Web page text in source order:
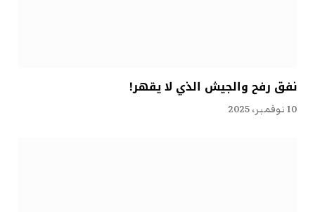
نفق رفح والجيش الذي لا يقهر!
10 نوفمبر، 2025